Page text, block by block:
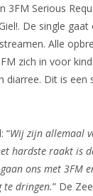
Serious
De single
Alle
zich in voor
diarree. Dit is
“Wij zijn allemaal
hardste raakt is
ons met 3FM
dringen.” De